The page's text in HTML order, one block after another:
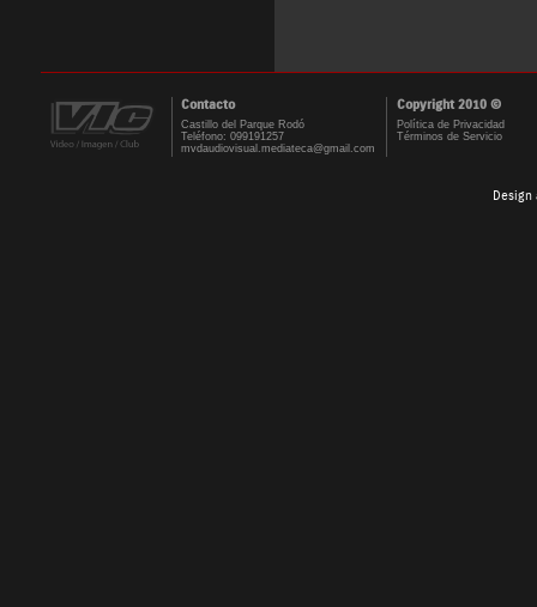
Contacto Copyright 2010 ©
Castillo del Parque Rodó
Teléfono: 099191257
mvdaudiovisual.mediateca@gmail.com
Política de Privacidad
Términos de Servicio